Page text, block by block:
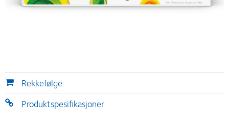
Rekkefølge
Produktspesifikasjoner